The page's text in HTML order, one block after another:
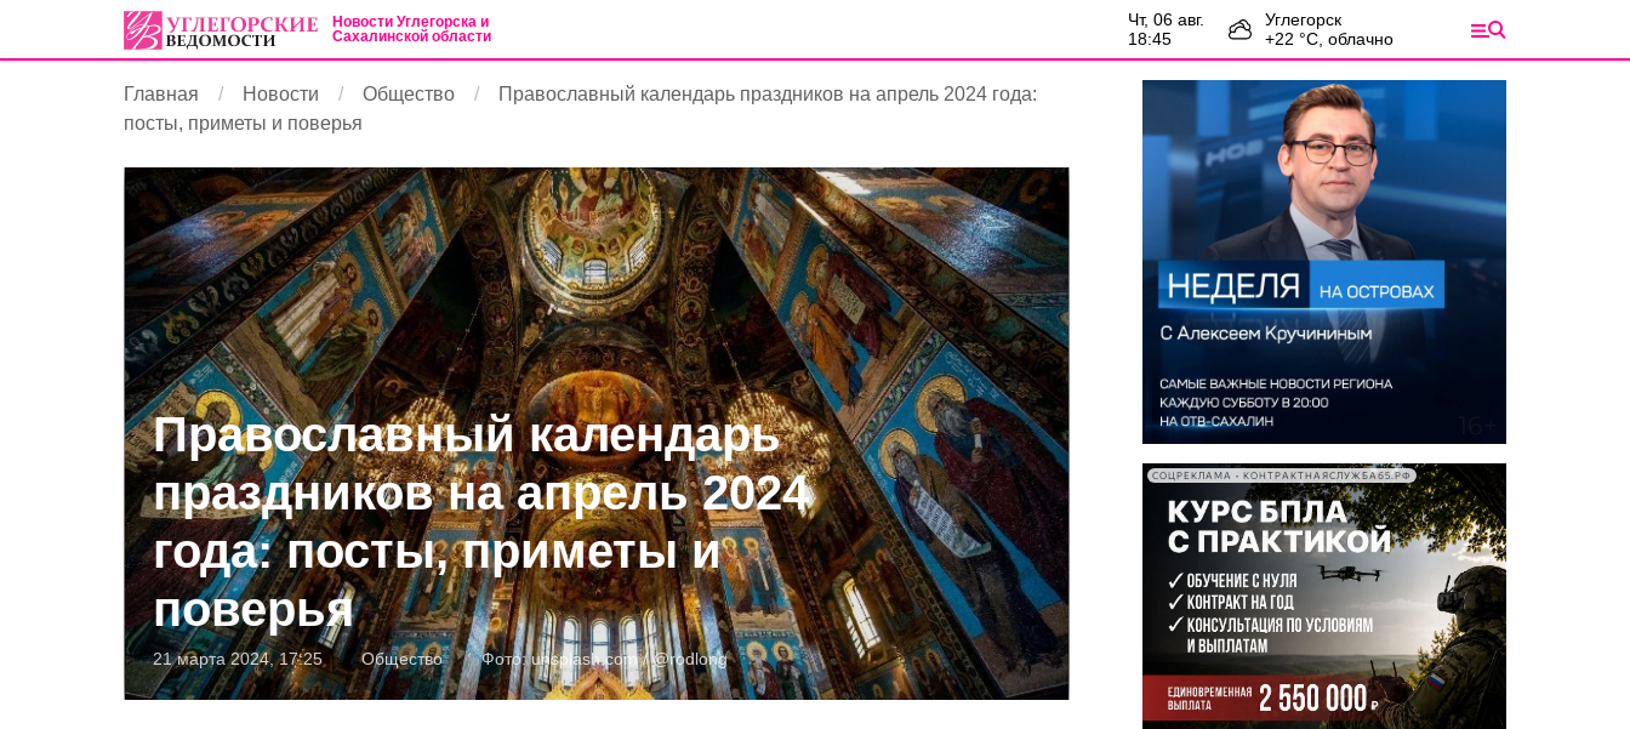
Новости Углегорска и
Сахалинской области
чт, 06 авг.
18:45
Углегорск
+22 °С, облачно
Главная Новости Общество
Православный календарь праздников на апрель 2024 года:
посты, приметы и поверья
Православный календарь
праздников на апрель 2024
года: посты, приметы и
поверья
21 марта 2024, 17:25 Общество Фото:unsplash.com/ @rodlong
СОЦРЕКЛАМА • КОНТРАКТНАЯСЛУЖБА65.РФ